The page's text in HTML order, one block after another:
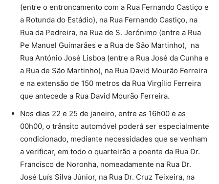
(entre o entroncamento com a Rua Fernando Castiço e
a Rotunda do Estádio), na Rua Fernando Castiço, na
Rua da Pedreira, na Rua de S. Jerónimo (entre a Rua
Pe Manuel Guimarães e a Rua de São Martinho), na
Rua António José Lisboa (entre a Rua José da Cunha e
a Rua de São Martinho), na Rua David Mourão Ferreira
e na extensão de 150 metros da Rua Virgílio Ferreira
que antecede a Rua David Mourão Ferreira.
Nos dias 22 e 25 de janeiro, entre as 16h00 e as
00h00, o trânsito automóvel poderá ser especialmente
condicionado, mediante necessidades que se venham
a verificar, em todo o quarteirão a poente da Rua Dr.
Francisco de Noronha, nomeadamente na Rua Dr.
José Luís Silva Júnior, na Rua Dr. Cruz Teixeira, na